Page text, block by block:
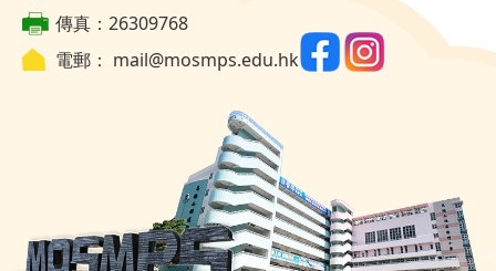
傳真：26309768
電郵： mail@mosmps.edu.hk